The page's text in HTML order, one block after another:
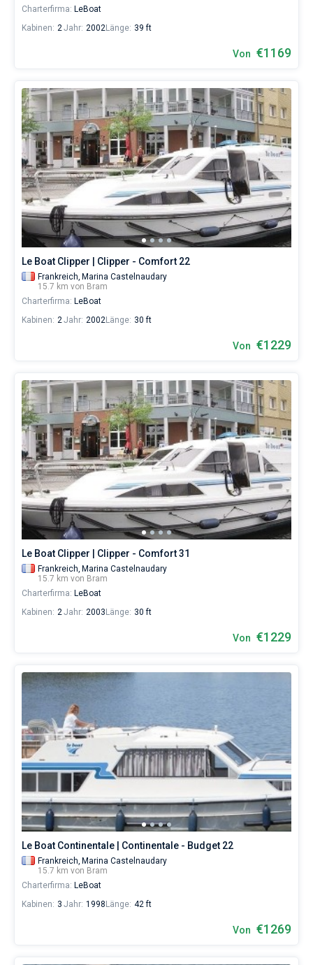
Charterfirma: LeBoat
Kabinen: 2Jahr: 2002Länge: 39 ft
Von €1169
Le Boat Clipper | Clipper - Comfort 22
Frankreich, Marina Castelnaudary
15.7 km von Bram
Charterfirma: LeBoat
Kabinen: 2Jahr: 2002Länge: 30 ft
Von €1229
Le Boat Clipper | Clipper - Comfort 31
Frankreich, Marina Castelnaudary
15.7 km von Bram
Charterfirma: LeBoat
Kabinen: 2Jahr: 2003 Länge: 30 ft
Von €1229
Le Boat Continentale | Continentale - Budget 22
Frankreich, Marina Castelnaudary
15.7 km von Bram
Charterfirma: LeBoat
Kabinen: 3 Jahr: 1998 Länge: 42 ft
Von €1269